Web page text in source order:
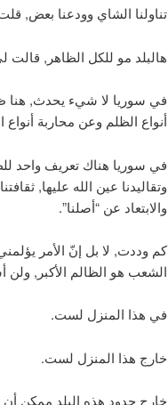
تناولنا الشاي وودعنا بعض,
هالبلد مو للكل الظاهر, قالت
في سوريا لا شيء يحدث, هنا
أنواع الظلم وعن محاربة أنواع
في سوريا هناك تعريف واحد
وتقاليدنا عين الله عليها,
والابتعاد عن “أصلنا”.
كم وددت, لا بل إنّ الأمر
الشعب هو الظالم الأكبر, ولن
في هذا المنزل لست.
خارج هذا المنزل لست.
خارج حدود هذه البلد ممكن أن